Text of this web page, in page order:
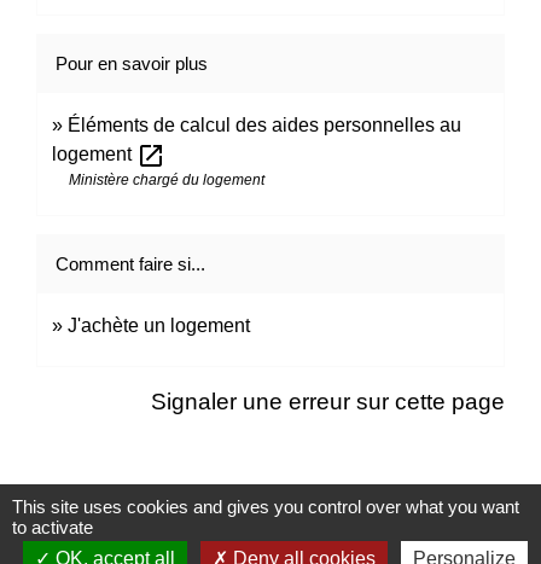
Pour en savoir plus
Éléments de calcul des aides personnelles au
logement open_in_new
Ministère chargé du logement
Comment faire si...
J'achète un logement
Signaler une erreur sur cette page
Contacts
This site uses cookies and gives you control over what you want
to activate
OK, accept all
Deny all cookies Personalize